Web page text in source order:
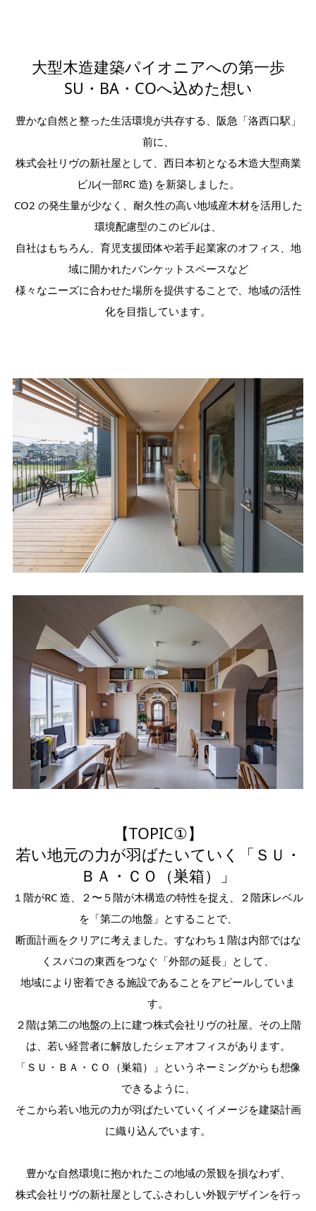
大型木造建築パイオニアへの第一歩
SU・BA・COへ込めた想い
豊かな自然と整った生活環境が共存する、阪急「洛西口駅」
前に、
株式会社リヴの新社屋として、西日本初となる木造大型商業
ビル(一部RC 造) を新築しました。
CO2 の発生量が少なく、耐久性の高い地域産木材を活用した
環境配慮型のこのビルは、
自社はもちろん、育児支援団体や若手起業家のオフィス、地
域に開かれたバンケットスペースなど
様々なニーズに合わせた場所を提供することで、地域の活性
化を目指しています。
【TOPIC①】
若い地元の力が羽ばたいていく「ＳＵ・
ＢＡ・ＣＯ（巣箱）」
１階がRC 造、２〜５階が木構造の特性を捉え、２階床レベル
を「第二の地盤」とすることで、
断面計画をクリアに考えました。すなわち１階は内部ではな
くスバコの東西をつなぐ「外部の延長」として、
地域により密着できる施設であることをアピールしていま
す。
２階は第二の地盤の上に建つ株式会社リヴの社屋。その上階
は、若い経営者に解放したシェアオフィスがあります。
「ＳＵ・ＢＡ・ＣＯ（巣箱）」というネーミングからも想像
できるように、
そこから若い地元の力が羽ばたいていくイメージを建築計画
に織り込んでいます。
豊かな自然環境に抱かれたこの地域の景観を損なわず、
株式会社リヴの新社屋としてふさわしい外観デザインを行っ